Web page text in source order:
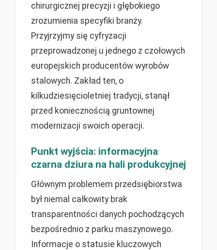
chirurgicznej precyzji i głębokiego
zrozumienia specyfiki branży.
Przyjrzyjmy się cyfryzacji
przeprowadzonej u jednego z czołowych
europejskich producentów wyrobów
stalowych. Zakład ten, o
kilkudziesięcioletniej tradycji, stanął
przed koniecznością gruntownej
modernizacji swoich operacji.
Punkt wyjścia: informacyjna
czarna dziura na hali produkcyjnej
Głównym problemem przedsiębiorstwa
był niemal całkowity brak
transparentności danych pochodzących
bezpośrednio z parku maszynowego.
Informacje o statusie kluczowych